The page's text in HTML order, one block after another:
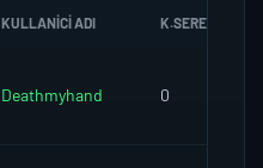
KULLANICI ADI K.SEREFI
Deathmyhand 0